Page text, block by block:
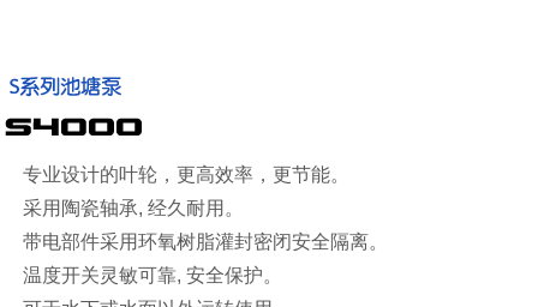
专业设计的叶轮，更高效率，更节能。
采用陶瓷轴承, 经久耐用。
带电部件采用环氧树脂灌封密闭安全隔离。
温度开关灵敏可靠, 安全保护。